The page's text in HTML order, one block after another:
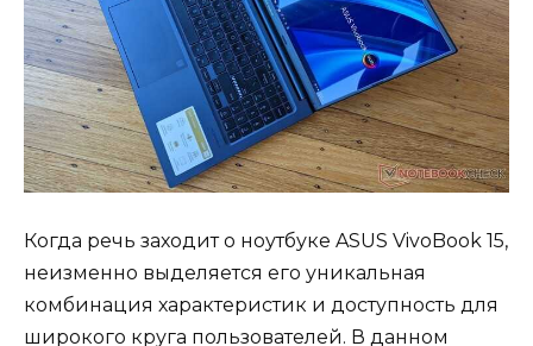
Когда речь заходит о ноутбуке ASUS VivoBook 15,
неизменно выделяется его уникальная
комбинация характеристик и доступность для
широкого круга пользователей. В данном